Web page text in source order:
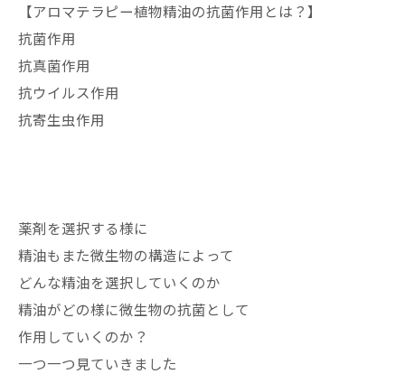
【アロマテラピー植物精油の抗菌作用とは？】
抗菌作用
抗真菌作用
抗ウイルス作用
抗寄生虫作用
薬剤を選択する様に
精油もまた微生物の構造によって
どんな精油を選択していくのか
精油がどの様に微生物の抗菌として
作用していくのか？
一つ一つ見ていきました